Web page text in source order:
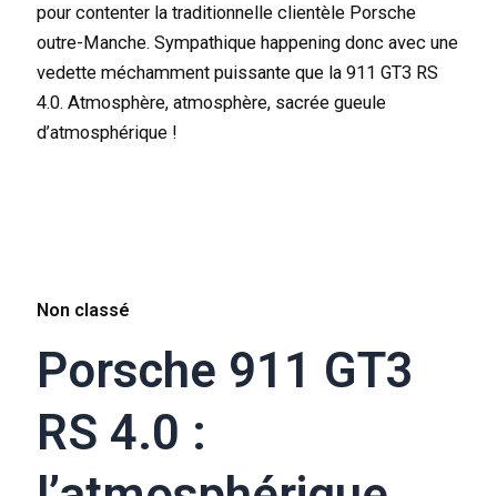
pour contenter la traditionnelle clientèle Porsche
outre-Manche. Sympathique happening donc avec une
vedette méchamment puissante que la 911 GT3 RS
4.0. Atmosphère, atmosphère, sacrée gueule
d’atmosphérique !
Non classé
Porsche 911 GT3
RS 4.0 :